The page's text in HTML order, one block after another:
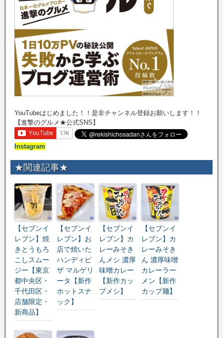
YouTubeはじめました！！是非チャンネル登録お願いします！！
【進撃のグルメ★公式SNS】
Instagram
★関連記事★
【セブンイ
レブン】焼
きとうもろ
こしスムー
ジー【東京
都中央区・
千代田区・
店舗限定・
新商品】
【セブンイ
レブン】お
店で焼いた
ハンディピ
ザ マルゲリ
ータ【新作
ホットスナ
ック】
【セブンイ
レブン】カ
レーみそき
んメシ 濃厚
味噌カレー
【新作カッ
プメシ】
【セブンイ
レブン】カ
レーみそき
ん 濃厚味噌
カレーラー
メン【新作
カップ麺】